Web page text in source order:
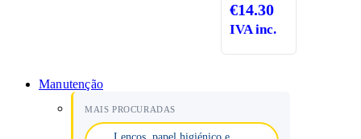
€14.30
IVA inc.
Manutenção
MAIS PROCURADAS